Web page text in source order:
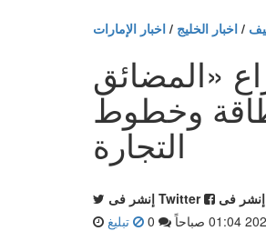
/ اخبار الخليج / اخبار الإمارات
«المضائق
وخطوط
التجارة
إنشر فى Twitter
تبليغ